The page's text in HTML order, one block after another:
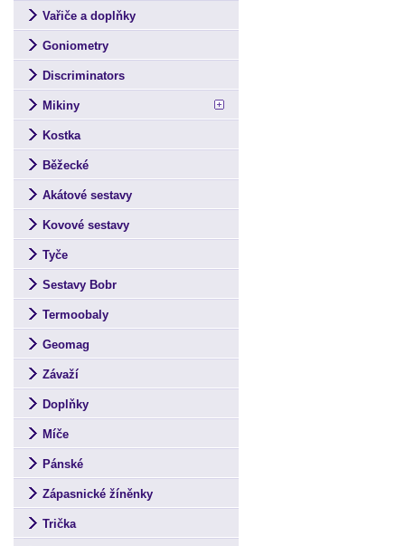
Vařiče a doplňky
Goniometry
Discriminators
Mikiny
Kostka
Běžecké
Akátové sestavy
Kovové sestavy
Tyče
Sestavy Bobr
Termoobaly
Geomag
Závaží
Doplňky
Míče
Pánské
Zápasnické žíněnky
Trička